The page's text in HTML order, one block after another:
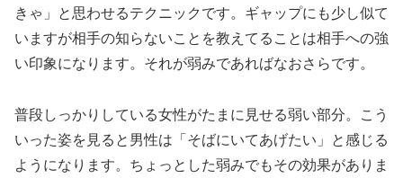
きゃ」と思わせるテクニックです。ギャップにも少し似て
いますが相手の知らないことを教えてることは相手への強
い印象になります。それが弱みであればなおさらです。
普段しっかりしている女性がたまに見せる弱い部分。こう
いった姿を見ると男性は「そばにいてあげたい」と感じる
ようになります。ちょっとした弱みでもその効果がありま